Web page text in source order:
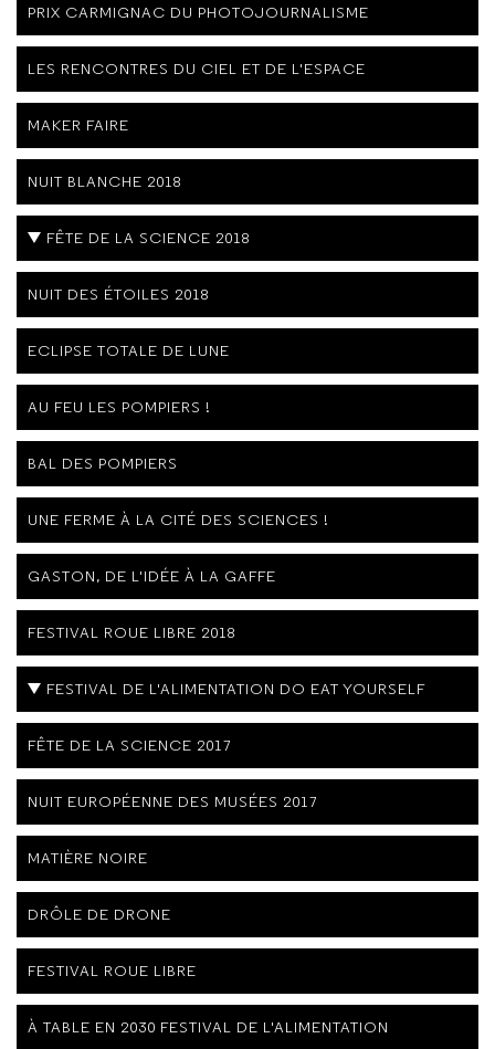
PRIX CARMIGNAC DU PHOTOJOURNALISME
LES RENCONTRES DU CIEL ET DE L'ESPACE
MAKER FAIRE
NUIT BLANCHE 2018
FÊTE DE LA SCIENCE 2018
NUIT DES ÉTOILES 2018
ECLIPSE TOTALE DE LUNE
AU FEU LES POMPIERS !
BAL DES POMPIERS
UNE FERME À LA CITÉ DES SCIENCES !
GASTON, DE L'IDÉE À LA GAFFE
FESTIVAL ROUE LIBRE 2018
FESTIVAL DE L'ALIMENTATION DO EAT YOURSELF
FÊTE DE LA SCIENCE 2017
NUIT EUROPÉENNE DES MUSÉES 2017
MATIÈRE NOIRE
DRÔLE DE DRONE
FESTIVAL ROUE LIBRE
À TABLE EN 2030 FESTIVAL DE L'ALIMENTATION